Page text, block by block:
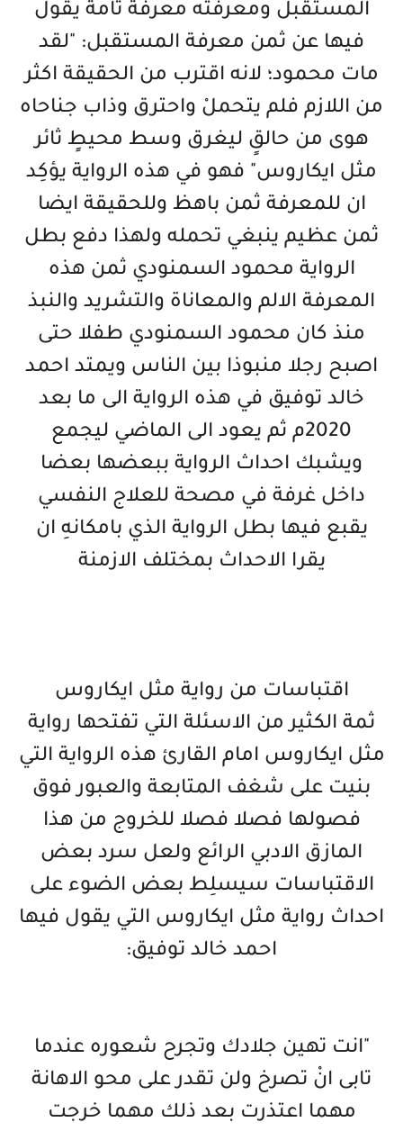
المستقبل ومعرفته معرفة تامة يقول
فيها عن ثمن معرفة المستقبل: "لقد
مات محمود؛ لانه اقترب من الحقيقة اكثر
من اللازم فلم يتحملْ واحترق وذاب جناحاه
هوى من حالقٍ ليغرق وسط محيطٍ ثائر
مثل ايكاروس" فهو في هذه الرواية يؤكِد
ان للمعرفة ثمن باهظ وللحقيقة ايضا
ثمن عظيم ينبغي تحمله ولهذا دفع بطل
الرواية محمود السمنودي ثمن هذه
المعرفة الالم والمعاناة والتشريد والنبذ
منذ كان محمود السمنودي طفلا حتى
اصبح رجلا منبوذا بين الناس ويمتد احمد
خالد توفيق في هذه الرواية الى ما بعد
2020م ثم يعود الى الماضي ليجمع
ويشبك احداث الرواية ببعضها بعضا
داخل غرفة في مصحة للعلاج النفسي
يقبع فيها بطل الرواية الذي بامكانهِ ان
يقرا الاحداث بمختلف الازمنة
اقتباسات من رواية مثل ايكاروس
ثمة الكثير من الاسئلة التي تفتحها رواية
مثل ايكاروس امام القارئ هذه الرواية التي
بنيت على شغف المتابعة والعبور فوق
فصولها فصلا فصلا للخروج من هذا
المازق الادبي الرائع ولعل سرد بعض
الاقتباسات سيسلِط بعض الضوء على
احداث رواية مثل ايكاروس التي يقول فيها
احمد خالد توفيق:
"انت تهين جلادك وتجرح شعوره عندما
تابى انْ تصرخ ولن تقدر على محو الاهانة
مهما اعتذرت بعد ذلك مهما خرجت